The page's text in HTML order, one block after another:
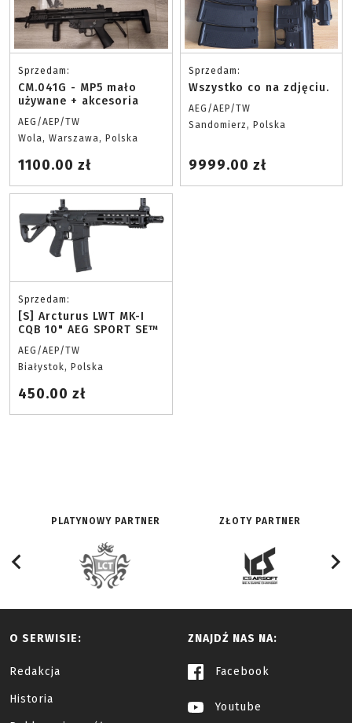
Sprzedam:
CM.041G - MP5 mało
używane + akcesoria
AEG/AEP/TW
Wola, Warszawa, Polska
1100.00 zł
Sprzedam:
Wszystko co na zdjęciu.
AEG/AEP/TW
Sandomierz, Polska
9999.00 zł
Sprzedam:
[S] Arcturus LWT MK-I
CQB 10" AEG SPORT SE™
AEG/AEP/TW
Białystok, Polska
450.00 zł
PLATYNOWY PARTNER ZŁOTY PARTNER
O SERWISIE:
Redakcja
Historia
ZNAJDŹ NAS NA:
Facebook
Youtube